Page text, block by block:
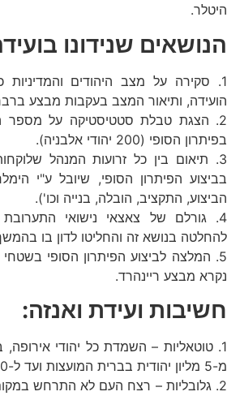
היטלר.
הנושאים שנידונו
1. סקירה על מצב היהודים והמדיניות
הועידה, ותיאור המצב בעקבות מבצע
2. הצגת טבלת סטטיסטיקה על מספר
בפיתרון הסופי (200 יהודי אלבניה).
3. תיאום בין כל זרועות המנהל
הביצוע, התקציב, הובלה, בנייה וכו').
4. גורלם של צאצאי נישואי
להחלטה בנושא זה והחליטו לדון בו
5. המלצה לביצוע הפיתרון הסופי
נקרא מבצע ריינהרד.
חשיבות ועידת ואנזה:
מ-5 מליון יהודית בברית המועצות ועד ל-200 יהודי אלבניה.
2. גלובליות – רצח העם לא התרחש